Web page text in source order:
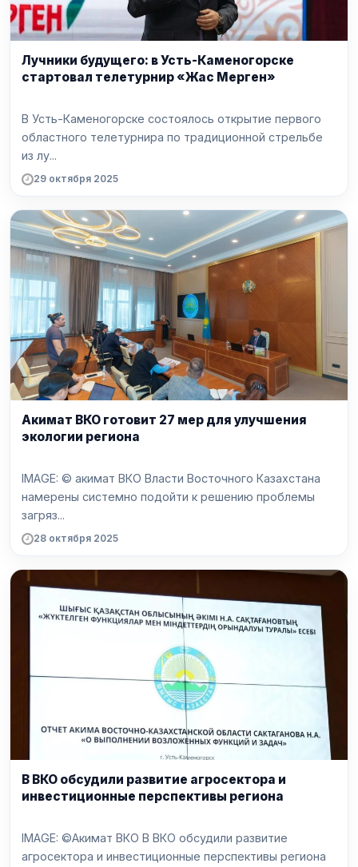
Лучники будущего: в Усть-Каменогорске
стартовал телетурнир «Жас Мерген»
В Усть-Каменогорске состоялось открытие первого
областного телетурнира по традиционной стрельбе
из лу...
29 октября 2025
Акимат ВКО готовит 27 мер для улучшения
экологии региона
IMAGE: © акимат ВКО Власти Восточного Казахстана
намерены системно подойти к решению проблемы
загряз...
28 октября 2025
В ВКО обсудили развитие агросектора и
инвестиционные перспективы региона
IMAGE: ©Акимат ВКО В ВКО обсудили развитие
агросектора и инвестиционные перспективы региона